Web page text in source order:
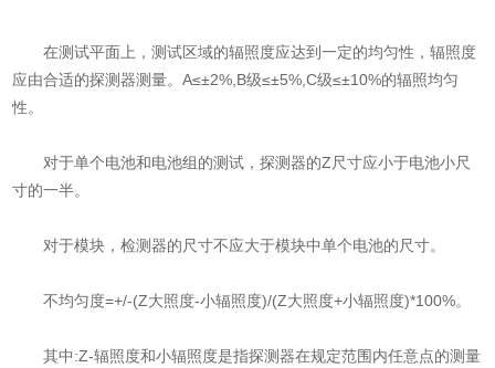
在测试平面上，测试区域的辐照度应达到一定的均匀性，辐照度
应由合适的探测器测量。A≤±2%,B级≤±5%,C级≤±10%的辐照均匀
性。
对于单个电池和电池组的测试，探测器的Z尺寸应小于电池小尺
寸的一半。
对于模块，检测器的尺寸不应大于模块中单个电池的尺寸。
不均匀度=+/-(Z大照度-小辐照度)/(Z大照度+小辐照度)*100%。
其中:Z-辐照度和小辐照度是指探测器在规定范围内任意点的测量